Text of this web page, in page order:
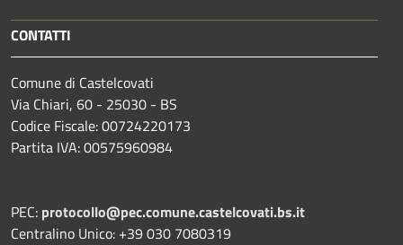
CONTATTI
Comune di Castelcovati
Via Chiari, 60 - 25030 - BS
Codice Fiscale: 00724220173
Partita IVA: 00575960984
PEC: protocollo@pec.comune.castelcovati.bs.it
Centralino Unico: +39 030 7080319